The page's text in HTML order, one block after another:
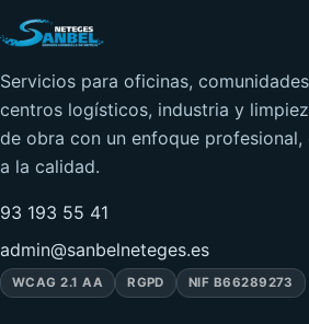
Servicios para oficinas,
centros logísticos, industria y
de obra con un enfoque
a la calidad.
93 193 55 41
admin@sanbelneteges.es
WCAG 2.1 AA RGPD NIF B66289273